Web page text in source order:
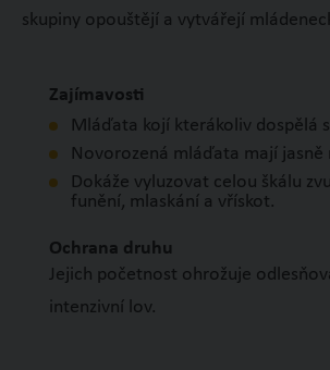
skupiny opouštějí a vytvářejí
Zajímavosti
Mláďata kojí kterákoliv dospělá
Novorozená mláďata mají jasně
Dokáže vyluzovat celou škálu
funění, mlaskání a vřískot.
Ochrana druhu
Jejich početnost ohrožuje
intenzivní lov.